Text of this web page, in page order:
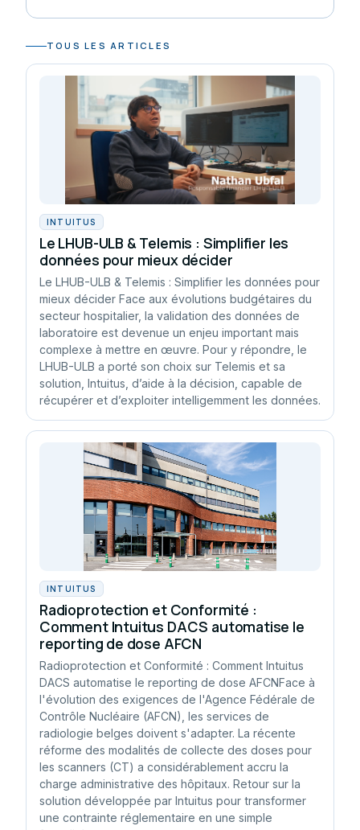
TOUS LES ARTICLES
INTUITUS
Le LHUB-ULB & Telemis : Simplifier les
données pour mieux décider
Le LHUB-ULB & Telemis : Simplifier les données pour
mieux décider Face aux évolutions budgétaires du
secteur hospitalier, la validation des données de
laboratoire est devenue un enjeu important mais
complexe à mettre en œuvre. Pour y répondre, le
LHUB-ULB a porté son choix sur Telemis et sa
solution, Intuitus, d’aide à la décision, capable de
récupérer et d’exploiter intelligemment les données.
INTUITUS
Radioprotection et Conformité :
Comment Intuitus DACS automatise le
reporting de dose AFCN
Radioprotection et Conformité : Comment Intuitus
DACS automatise le reporting de dose AFCNFace à
l'évolution des exigences de l'Agence Fédérale de
Contrôle Nucléaire (AFCN), les services de
radiologie belges doivent s'adapter. La récente
réforme des modalités de collecte des doses pour
les scanners (CT) a considérablement accru la
charge administrative des hôpitaux. Retour sur la
solution développée par Intuitus pour transformer
une contrainte réglementaire en une simple